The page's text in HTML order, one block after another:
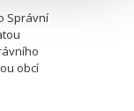
Správní
obcí